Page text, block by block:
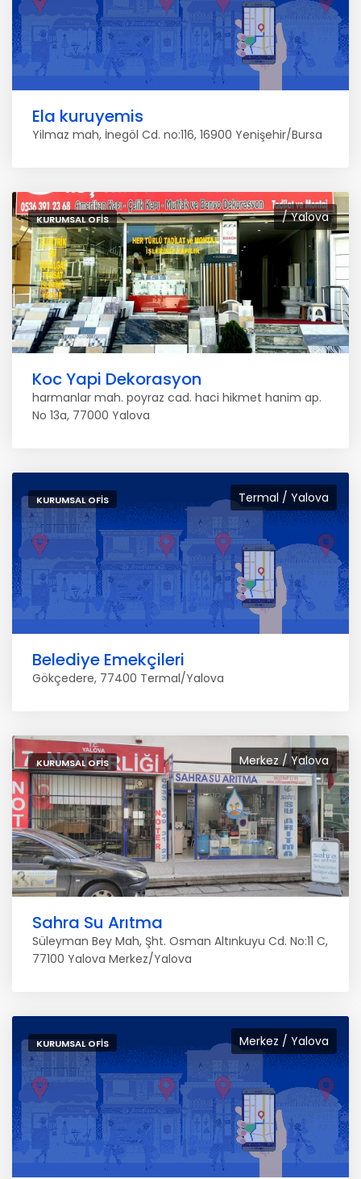
Ela kuruyemis
Yilmaz mah, İnegöl Cd. no:116, 16900 Yenişehir/Bursa
/ Yalova
KURUMSAL OFIS
Koc Yapi Dekorasyon
harmanlar mah. poyraz cad. haci hikmet hanim ap.
No 13a, 77000 Yalova
Termal / Yalova
KURUMSAL OFIS
Belediye Emekçileri
Gökçedere, 77400 Termal/Yalova
Merkez / Yalova
KURUMSAL OFIS
Sahra Su Arıtma
Süleyman Bey Mah, Şht. Osman Altınkuyu Cd. No:11 C,
77100 Yalova Merkez/Yalova
Merkez / Yalova
KURUMSAL OFIS